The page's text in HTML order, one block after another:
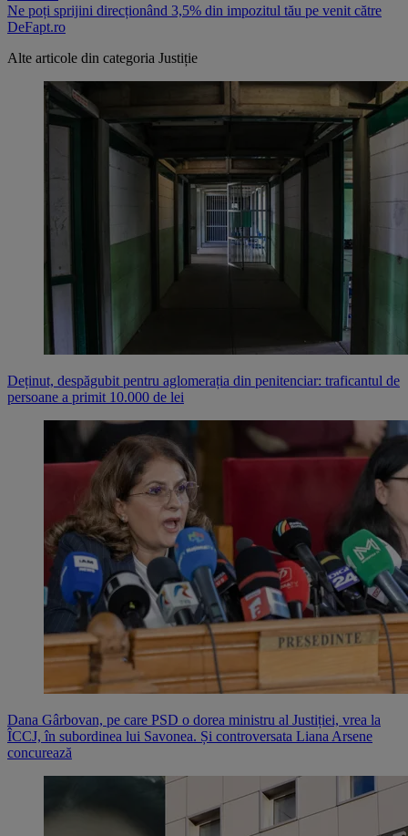
Ne poți sprijini direcționând 3,5% din impozitul tău pe venit către
DeFapt.ro
Alte articole din categoria Justiție
Deținut, despăgubit pentru aglomerația din penitenciar: traficantul de
persoane a primit 10.000 de lei
Dana Gârbovan, pe care PSD o dorea ministru al Justiției, vrea la
ÎCCJ, în subordinea lui Savonea. Și controversata Liana Arsene
concurează